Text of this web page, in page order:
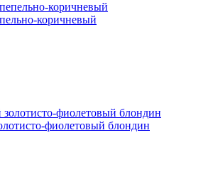
коричневый
фиолетовый блондин